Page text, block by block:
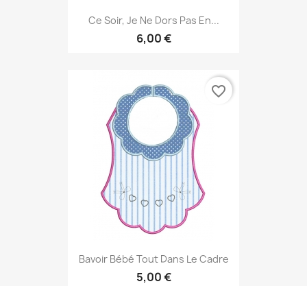
Ce Soir, Je Ne Dors Pas En...
6,00 €
Bavoir Bébé Tout Dans Le Cadre
5,00 €
favorite_border